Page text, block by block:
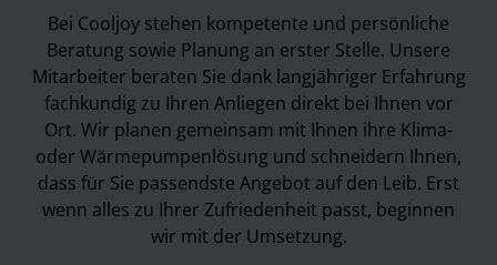
Bei Cooljoy stehen kompetente und persönliche
Beratung sowie Planung an erster Stelle. Unsere
Mitarbeiter beraten Sie dank langjähriger Erfahrung
fachkundig zu Ihren Anliegen direkt bei Ihnen vor
Ort. Wir planen gemeinsam mit Ihnen ihre Klima-
oder Wärmepumpenlösung und schneidern Ihnen,
dass für Sie passendste Angebot auf den Leib. Erst
wenn alles zu Ihrer Zufriedenheit passt, beginnen
wir mit der Umsetzung.